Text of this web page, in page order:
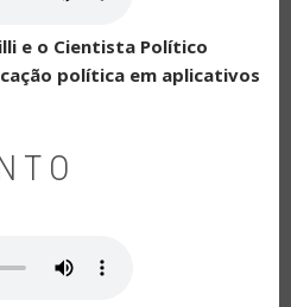
e o Cientista Político
política em aplicativos